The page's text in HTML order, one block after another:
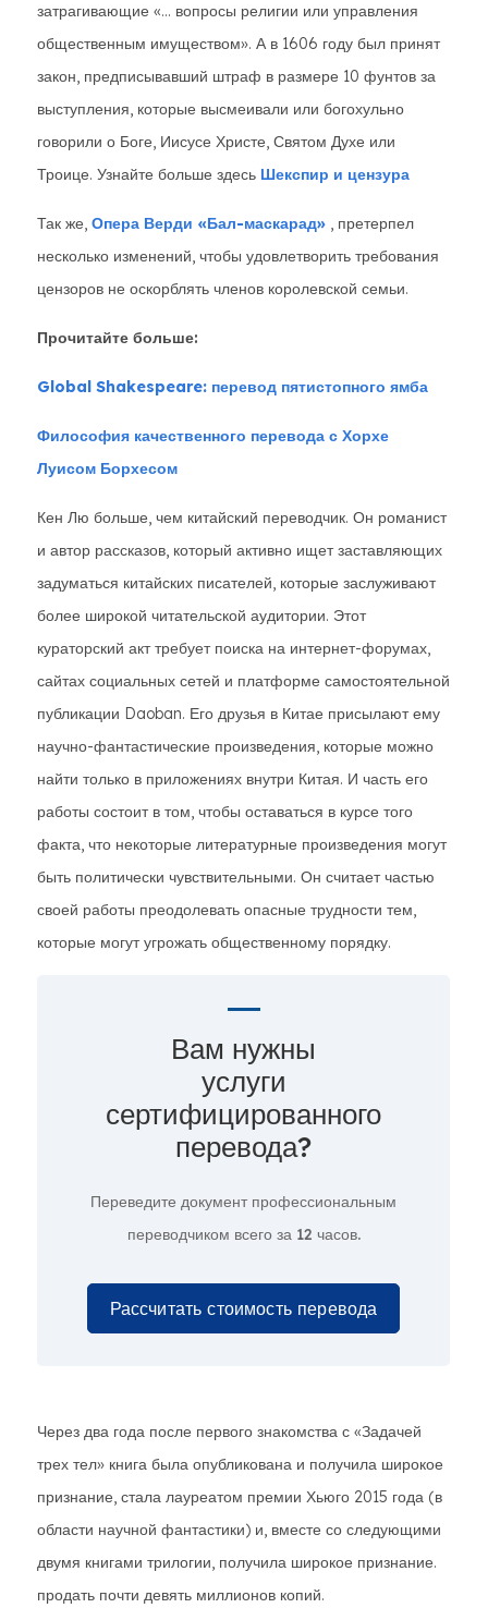
затрагивающие «... вопросы религии или управления
общественным имуществом». А в 1606 году был принят
закон, предписывавший штраф в размере 10 фунтов за
выступления, которые высмеивали или богохульно
говорили о Боге, Иисусе Христе, Святом Духе или
Троице. Узнайте больше здесь Шекспир и цензура
Так же, Опера Верди «Бал-маскарад» , претерпел
несколько изменений, чтобы удовлетворить требования
цензоров не оскорблять членов королевской семьи.
Прочитайте больше:
Global Shakespeare: перевод пятистопного ямба
Философия качественного перевода с Хорхе
Луисом Борхесом
Кен Лю больше, чем китайский переводчик. Он романист
и автор рассказов, который активно ищет заставляющих
задуматься китайских писателей, которые заслуживают
более широкой читательской аудитории. Этот
кураторский акт требует поиска на интернет-форумах,
сайтах социальных сетей и платформе самостоятельной
публикации Daoban. Его друзья в Китае присылают ему
научно-фантастические произведения, которые можно
найти только в приложениях внутри Китая. И часть его
работы состоит в том, чтобы оставаться в курсе того
факта, что некоторые литературные произведения могут
быть политически чувствительными. Он считает частью
своей работы преодолевать опасные трудности тем,
которые могут угрожать общественному порядку.
Вам нужны
услуги
сертифицированного
перевода?
Переведите документ профессиональным
переводчиком всего за 12 часов.
Рассчитать стоимость перевода
Через два года после первого знакомства с «Задачей
трех тел» книга была опубликована и получила широкое
признание, стала лауреатом премии Хьюго 2015 года (в
области научной фантастики) и, вместе со следующими
двумя книгами трилогии, получила широкое признание.
продать почти девять миллионов копий.